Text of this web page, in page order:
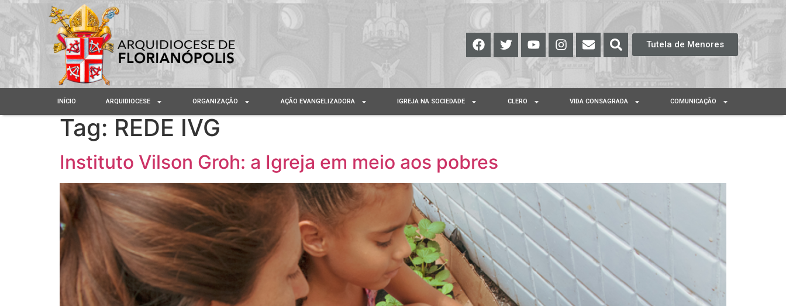
Tutela de Menores
INÍCIO ARQUIDIOCESE ORGANIZAÇÃO AÇÃO EVANGELIZADORA IGREJA NA SOCIEDADE CLERO VIDA CONSAGRADA COMUNICAÇÃO
Tag: REDE IVG
Instituto Vilson Groh: a Igreja em meio aos pobres